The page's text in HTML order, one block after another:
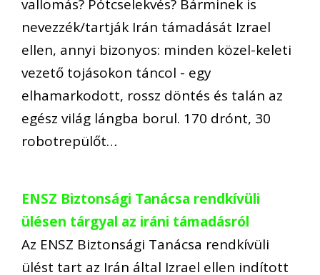
vallomás? Pótcselekvés? Bárminek is
nevezzék/tartják Irán támadását Izrael
ellen, annyi bizonyos: minden közel-keleti
vezető tojásokon táncol - egy
elhamarkodott, rossz döntés és talán az
egész világ lángba borul. 170 drónt, 30
robotrepülőt…
ENSZ Biztonsági Tanácsa rendkívüli
ülésen tárgyal az iráni támadásról
Az ENSZ Biztonsági Tanácsa rendkívüli
ülést tart az Irán által Izrael ellen indított